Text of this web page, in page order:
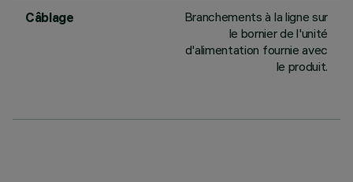
Câblage
Branchements à la ligne sur
le bornier de l'unité
d'alimentation fournie avec
le produit.